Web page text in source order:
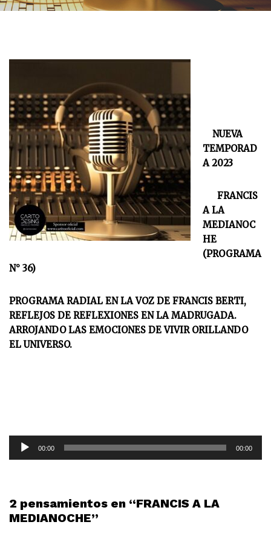
NUEVA
TEMPORAD
A 2023
FRANCIS
A LA
MEDIANOC
HE
(PROGRAMA
N° 36)
PROGRAMA RADIAL EN LA VOZ DE FRANCIS BERTI,
REFLEJOS DE REFLEXIONES EN LA MADRUGADA.
ARROJANDO LAS EMOCIONES DE VIVIR ORILLANDO
EL UNIVERSO.
o
d
00:00 00:00
2 pensamientos en “FRANCIS A LA
MEDIANOCHE”